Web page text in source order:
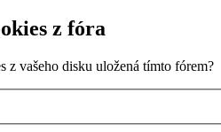
z fóra
z vašeho disku uložená tímto fórem?